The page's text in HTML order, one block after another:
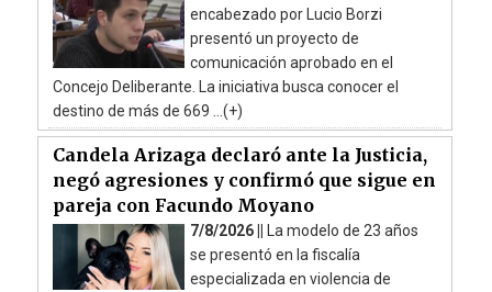
encabezado por Lucio Borzi
presentó un proyecto de
comunicación aprobado en el
Concejo Deliberante. La iniciativa busca conocer el
destino de más de 669 ...(+)
Candela Arizaga declaró ante la Justicia,
negó agresiones y confirmó que sigue en
pareja con Facundo Moyano
7/8/2026 ||
La modelo de 23 años
se presentó en la fiscalía
especializada en violencia de